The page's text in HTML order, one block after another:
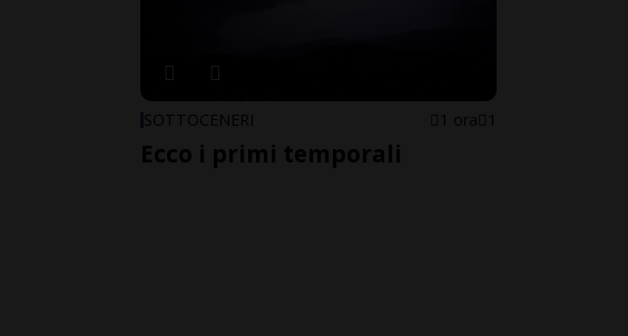
SOTTOCENERI 1 ora 1
Ecco i primi temporali